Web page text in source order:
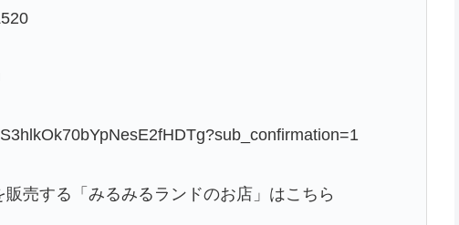
売する「みるみるランドのお店」はこちら